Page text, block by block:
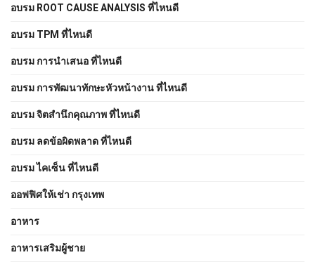
อบรม ROOT CAUSE ANALYSIS ที่ไหนดี
อบรม TPM ที่ไหนดี
อบรม การนำเสนอ ที่ไหนดี
อบรม การพัฒนาทักษะหัวหน้างาน ที่ไหนดี
อบรม จิตสำนึกคุณภาพ ที่ไหนดี
อบรม ลดข้อผิดพลาด ที่ไหนดี
อบรม ไคเซ็น ที่ไหนดี
ออฟฟิศให้เช่า กรุงเทพ
อาหาร
อาหารเสริมผู้ชาย